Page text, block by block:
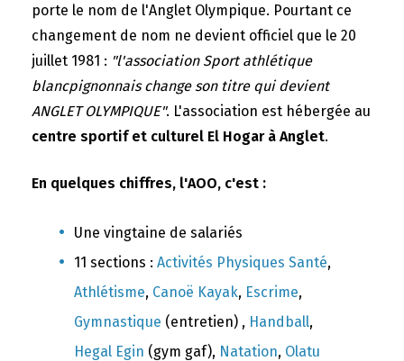
porte le nom de l'Anglet Olympique. Pourtant ce
changement de nom ne devient officiel que le 20
juillet 1981 : "l'association Sport athlétique
blancpignonnais change son titre qui devient
ANGLET OLYMPIQUE". L'association est hébergée au
centre sportif et culturel El Hogar à Anglet.
En quelques chiffres, l'AOO, c'est :
Une vingtaine de salariés
11 sections : Activités Physiques Santé,
Athlétisme, Canoë Kayak, Escrime,
Gymnastique (entretien) , Handball,
Hegal Egin (gym gaf), Natation, Olatu